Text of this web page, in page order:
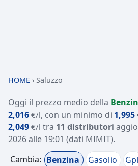
HOME › Saluzzo
Oggi il prezzo medio della
2,016 €/l, con un minimo di 1,995
2,049 €/l tra 11 distributori
2026 alle 19:01 (dati MIMIT).
Cambia: Benzina Gasolio Gpl